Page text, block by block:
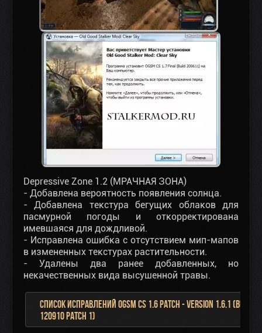
Depressive Zone 1.2 (МРАЧНАЯ ЗОНА)
- Добавлена вероятность появления солнца.
- Добавлена текстура бегущих облаков для
пасмурной погоды и откорректирована
имевшаяся для дождливой.
- Исправлена ошибка с отсутствием мип-мапов
в измененных текстурах растительности.
- Удалены два ранее добавленных, но
некачественных вида высушенной травы.
Список исправлений OGSM CS 1.6 Patch - Version 1.6.1 (Build
120910 Patch 1)